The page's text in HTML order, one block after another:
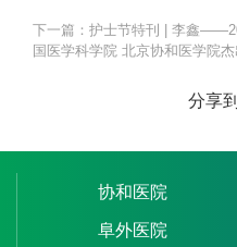
下一篇：护士节特刊 | 李鑫
国医学科学院 北京协和医学院
分享
协和医院
阜外医院